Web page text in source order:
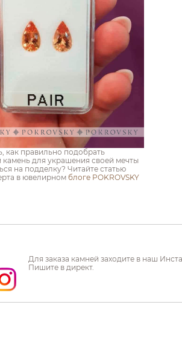
как правильно подобрать
камень для украшения своей мечты
на подделку? Читайте статью
в ювелирном блоге POKROVSKY
Для заказа камней заходите в наш
Пишите в директ.